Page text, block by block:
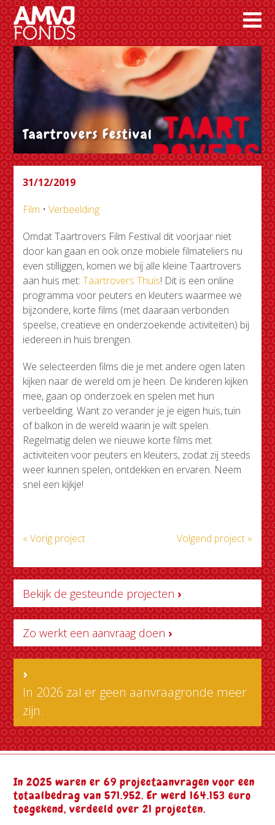
Taartrovers Festival
31/12/2019
Film •Verbeelding
Omdat Taartrovers Film Festival dit voorjaar niet
door kan gaan en ook onze mobiele filmateliers nu
even stilliggen, komen we bij alle kleine Taartrovers
aan huis met:Taartrovers Thuis! Dit is een online
programma voor peuters en kleuters waarmee we
bijzondere, korte films (met daaraan verbonden
speelse, creatieve en onderzoekende activiteiten) bij
iedereen in huis brengen.
We selecteerden films die je met andere ogen laten
kijken naar de wereld om je heen. De kinderen kijken
mee, gaan op onderzoek en spelen met hun
verbeelding. Want zo verander je je eigen huis, tuin
of balkon in de wereld waarin je wilt spelen.
Regelmatig delen we nieuwe korte films met
activiteiten voor peuters en kleuters, zodat zij steeds
weer kunnen spelen, ontdekken en ervaren. Neem
snel een kijkje!
« Vorig project Volgend project »
Bekijk de gesteunde projecten ›
Zo werkt een aanvraag doen ›
›
In 2026 zal er geen aanvraagronde meer
zijn.
In 2025 waren er 69 projectaanvragen voor een
totaalbedrag van 571.952. Er werd 164.153 euro
toegekend, verdeeld over 21 projecten.